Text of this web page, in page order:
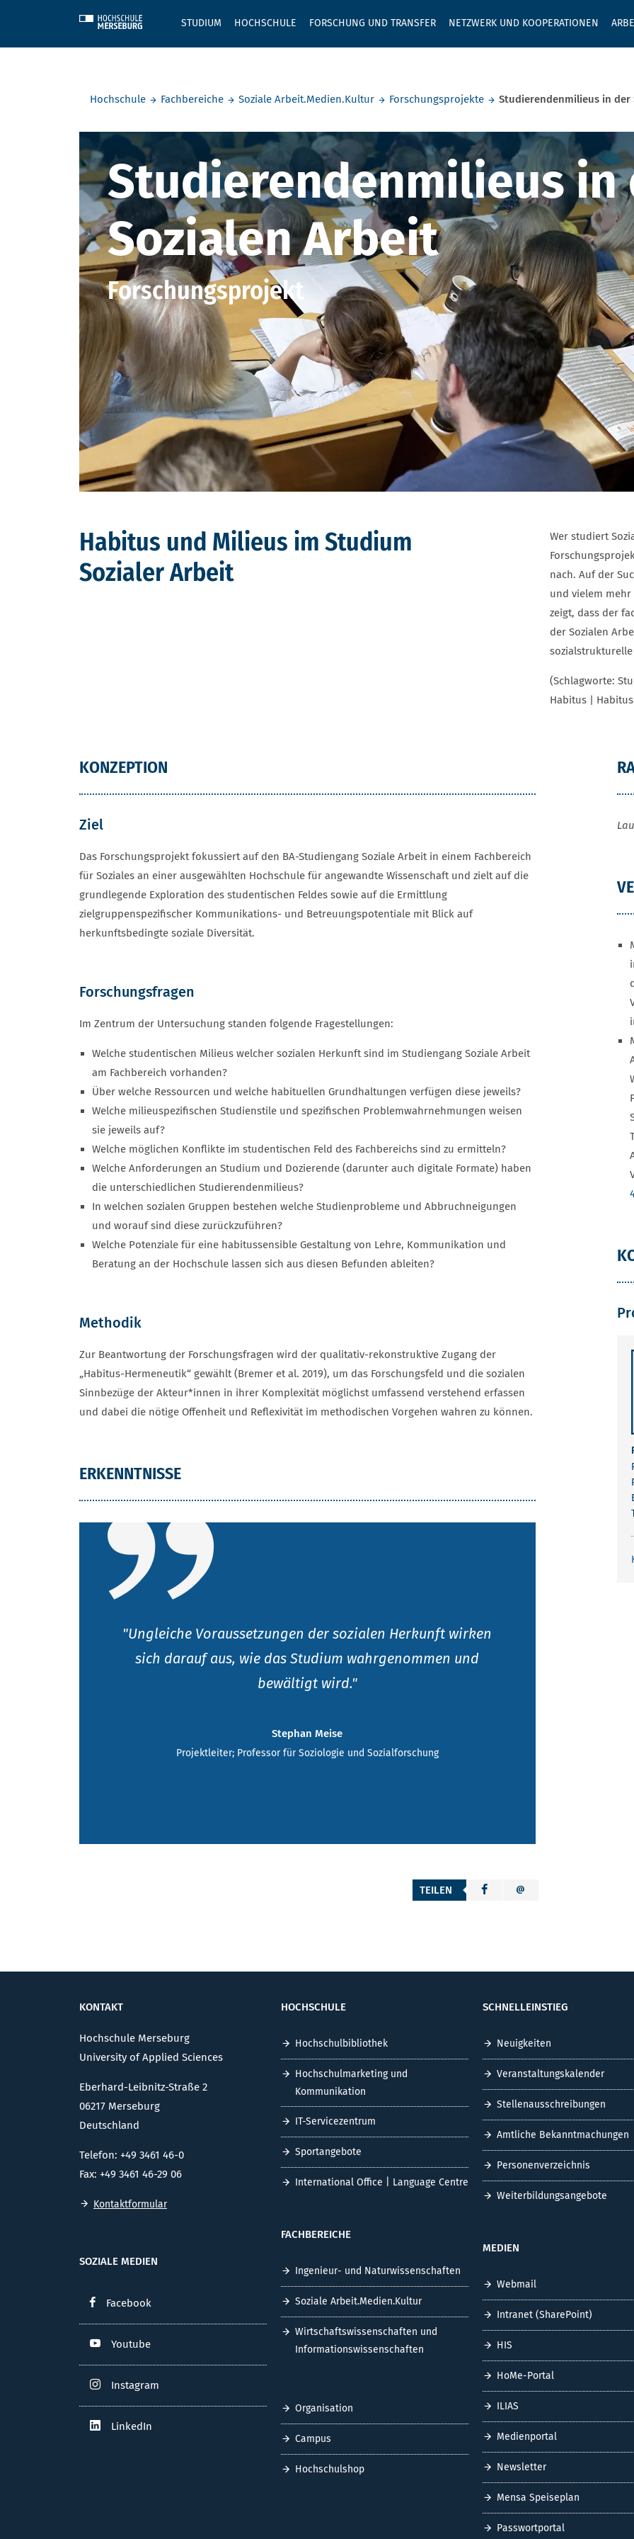
STUDIUM HOCHSCHULE FORSCHUNG UND TRANSFER NETZWERK UND KOOPERATIONEN
GEBEN SIE
Hochschule
Fachbereiche Soziale Arbeit.Medien.Kultur Forschungsprojekte Studierendenmilieus in der
Studierendenmilieus in
Studierendenmilieus in
Sozialen Arbeit
Forschungsprojekt
Habitus und Milieus im Studium
Sozialer Arbeit
Wer studiert
nach. Auf der
und vielem
zeigt, dass der
der Sozialen
(Schlagworte:
Habitus |
KONZEPTION
Ziel
Das Forschungsprojekt fokussiert auf den BA-Studiengang Soziale Arbeit in einem Fachbereich
für Soziales an einer ausgewählten Hochschule für angewandte Wissenschaft und zielt auf die
grundlegende Exploration des studentischen Feldes sowie auf die Ermittlung
zielgruppenspezifischer Kommunikations- und Betreuungspotentiale mit Blick auf
herkunftsbedingte soziale Diversität.
Forschungsfragen
Im Zentrum der Untersuchung standen folgende Fragestellungen:
Welche studentischen Milieus welcher sozialen Herkunft sind im Studiengang Soziale Arbeit
am Fachbereich vorhanden?
Über welche Ressourcen und welche habituellen Grundhaltungen verfügen diese jeweils?
Welche milieuspezifischen Studienstile und spezifischen Problemwahrnehmungen weisen
sie jeweils auf?
Welche möglichen Konflikte im studentischen Feld des Fachbereichs sind zu ermitteln?
Welche Anforderungen an Studium und Dozierende (darunter auch digitale Formate) haben
die unterschiedlichen Studierendenmilieus?
In welchen sozialen Gruppen bestehen welche Studienprobleme und Abbruchneigungen
und worauf sind diese zurückzuführen?
Welche Potenziale für eine habitussensible Gestaltung von Lehre, Kommunikation und
Beratung an der Hochschule lassen sich aus diesen Befunden ableiten?
Methodik
Zur Beantwortung der Forschungsfragen wird der qualitativ-rekonstruktive Zugang der
„Habitus-Hermeneutik“ gewählt (Bremer et al. 2019), um das Forschungsfeld und die sozialen
Sinnbezüge der Akteur*innen in ihrer Komplexität möglichst umfassend verstehend erfassen
und dabei die nötige Offenheit und Reflexivität im methodischen Vorgehen wahren zu können.
ERKENNTNISSE
"Ungleiche Voraussetzungen der sozialen Herkunft wirken
sich darauf aus, wie das Studium wahrgenommen und
bewältigt wird."
Stephan Meise
Projektleiter; Professor für Soziologie und Sozialforschung
TEILEN
KONTAKT
Hochschule Merseburg
University of Applied Sciences
Eberhard-Leibnitz-Straße 2
06217 Merseburg
Deutschland
Telefon: +49 3461 46-0
Fax: +49 3461 46-29 06
Kontaktformular
SOZIALE MEDIEN
Facebook
Youtube
Instagram
LinkedIn
HOCHSCHULE
Hochschulbibliothek
Hochschulmarketing und
Kommunikation
IT-Servicezentrum
Sportangebote
International Office | Language Centre
FACHBEREICHE
Ingenieur- und Naturwissenschaften
Soziale Arbeit.Medien.Kultur
Wirtschaftswissenschaften und
Informationswissenschaften
Organisation
Campus
Hochschulshop
SCHNELLEINSTIEG
Neuigkeiten
Veranstaltungskalender
Stellenausschreibungen
Amtliche Bekanntmachungen
Personenverzeichnis
Weiterbildungsangebote
MEDIEN
Webmail
Intranet (SharePoint)
HIS
HoMe-Portal
ILIAS
Medienportal
Newsletter
Mensa Speiseplan
Passwortportal